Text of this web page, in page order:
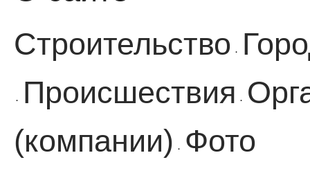
Строительство ·
· Происшествия ·
(компании)
·
Фото